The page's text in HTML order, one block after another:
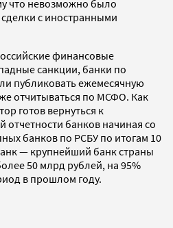
что невозможно было
с иностранными
финансовые
санкции, банки по
публиковать ежемесячную
отчитываться по МСФО. Как
готов вернуться к
отчетности банков начиная со
банков по РСБУ по итогам 10
— крупнейший банк страны
50 млрд рублей, на 95%
в прошлом году.